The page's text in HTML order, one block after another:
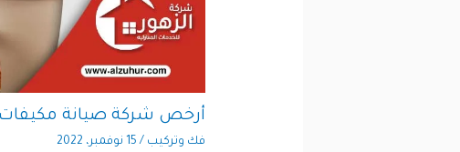
أرخص شركة صيانة
فك وتركيب / 15 نوفمبر، 2022